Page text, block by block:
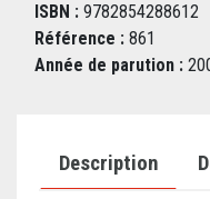
ISBN : 9782854288612
Référence : 861
Année de parution :
Description